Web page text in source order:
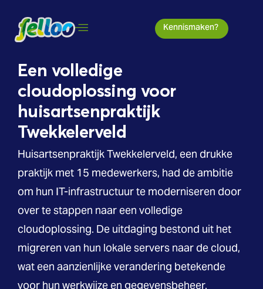
Kennismaken?
Een volledige
cloudoplossing voor
huisartsenpraktijk
Twekkelerveld
Huisartsenpraktijk Twekkelerveld, een drukke
praktijk met 15 medewerkers, had de ambitie
om hun IT-infrastructuur te moderniseren door
over te stappen naar een volledige
cloudoplossing. De uitdaging bestond uit het
migreren van hun lokale servers naar de cloud,
wat een aanzienlijke verandering betekende
voor hun werkwijze en gegevensbeheer.